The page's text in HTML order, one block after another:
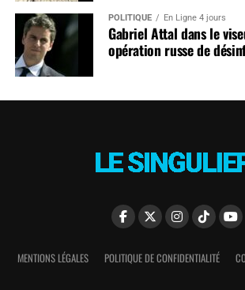
POLITIQUE En Ligne 4 jours
Gabriel Attal dans le
opération russe de
MENTIONS LÉGALES POLITIQUE DE CONFIDENTIALITÉ